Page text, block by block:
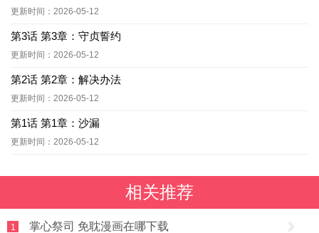
更新时间：2026-05-12
第3话 第3章：守贞誓约
更新时间：2026-05-12
第2话 第2章：解决办法
更新时间：2026-05-12
第1话 第1章：沙漏
更新时间：2026-05-12
相关推荐
1 掌心祭司 免耽漫画在哪下载